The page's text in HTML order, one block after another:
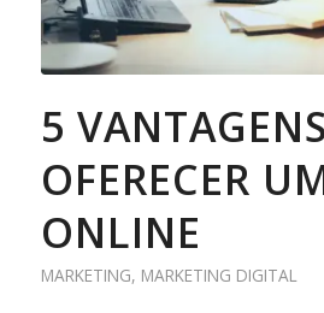
5
OFERECER
ONLINE
MARKETING, MARKETING DIGITAL